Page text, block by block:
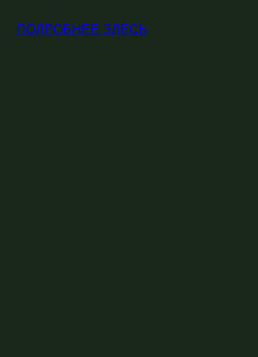
ПОДРОБНЕЕ ЗДЕСЬ